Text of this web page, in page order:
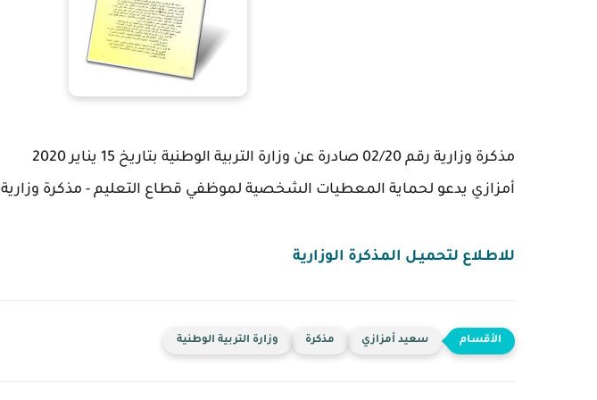
مذكرة وزارية رقم 02/20 صادرة عن وزارة التربية الوطنية بتاريخ 15 يناير 2020
أمزازي يدعو لحماية المعطيات الشخصية لموظفي قطاع التعليم - مذكرة وزارية
للاطـلاع لتحميـل المذكرة الوزارية
سعيد أمزازي مذكرة وزارة التربية الوطنية